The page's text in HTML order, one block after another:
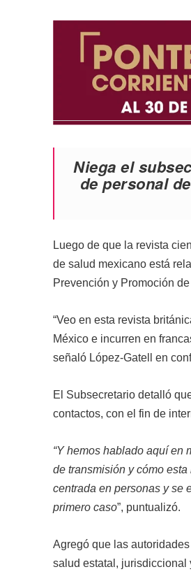
Niega el
de personal
Luego de que la revista
de salud mexicano está
Prevención y Promoción
“Veo en esta revista
México e incurren en
señaló López-Gatell en
El Subsecretario detalló
contactos, con el fin de
“Y hemos hablado aquí en
de transmisión y cómo
centrada en personas y se
primero caso”, puntualizó.
Agregó que las
salud estatal, jurisdiccional